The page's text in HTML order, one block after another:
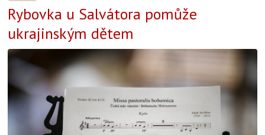
Rybovka u Salvátora pomůže
ukrajinským dětem